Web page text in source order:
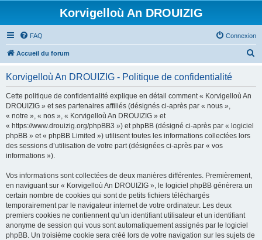
Korvigelloù An DROUIZIG
FAQ Connexion
Accueil du forum
Korvigelloù An DROUIZIG - Politique de confidentialité
Cette politique de confidentialité explique en détail comment « Korvigelloù An
DROUIZIG » et ses partenaires affiliés (désignés ci-après par « nous »,
« notre », « nos », « Korvigelloù An DROUIZIG » et
« https://www.drouizig.org/phpBB3 ») et phpBB (désigné ci-après par « logiciel
phpBB » et « phpBB Limited ») utilisent toutes les informations collectées lors
des sessions d’utilisation de votre part (désignées ci-après par « vos
informations »).
Vos informations sont collectées de deux manières différentes. Premièrement,
en naviguant sur « Korvigelloù An DROUIZIG », le logiciel phpBB génèrera un
certain nombre de cookies qui sont de petits fichiers téléchargés
temporairement par le navigateur internet de votre ordinateur. Les deux
premiers cookies ne contiennent qu’un identifiant utilisateur et un identifiant
anonyme de session qui vous sont automatiquement assignés par le logiciel
phpBB. Un troisième cookie sera créé lors de votre navigation sur les sujets de